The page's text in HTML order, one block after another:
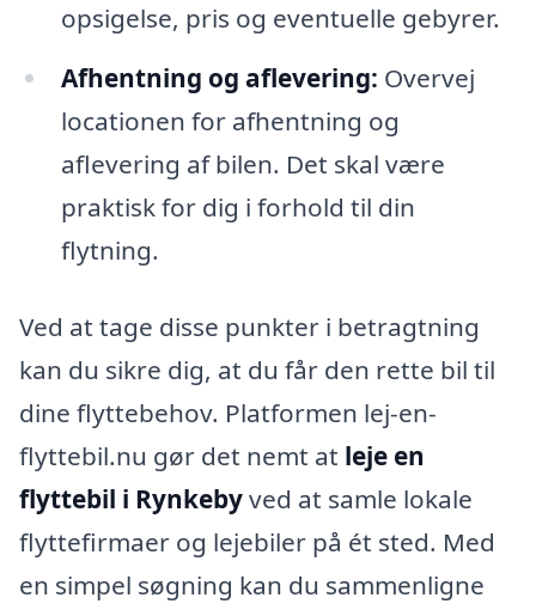
opsigelse, pris og eventuelle gebyrer.
Afhentning og aflevering: Overvej
locationen for afhentning og
aflevering af bilen. Det skal være
praktisk for dig i forhold til din
flytning.
Ved at tage disse punkter i betragtning
kan du sikre dig, at du får den rette bil til
dine flyttebehov. Platformen lej-en-
flyttebil.nu gør det nemt at leje en
flyttebil i Rynkebyved at samle lokale
flyttefirmaer og lejebiler på ét sted. Med
en simpel søgning kan du sammenligne